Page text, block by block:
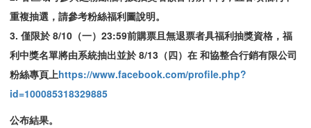
重複抽選，請參考粉絲福利圖說明。
3. 僅限於 8/10 （一）23:59前購票且無退票者具福利抽獎資格，福
利中獎名單將由系統抽出並於 8/13 （四）在 和協整合行銷有限公司
粉絲專頁上https://www.facebook.com/profile.php?
id=100085318329885
公布結果。